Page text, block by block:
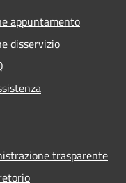
appuntamento
disservizio
trasparente